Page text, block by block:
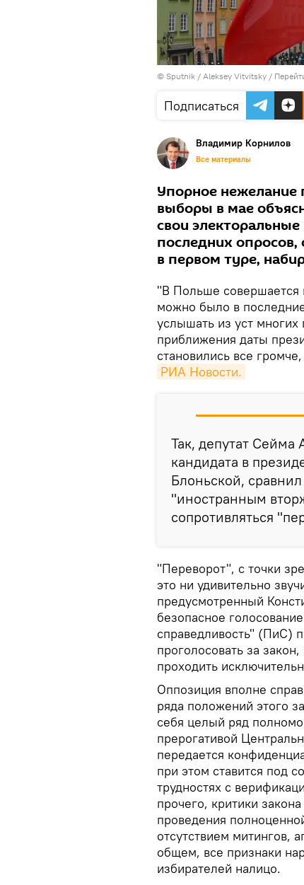
© Sputnik / Aleksey Vitvitsky /
Подписаться
Владимир Корнилов
Все материалы
Упорное нежелание
выборы в мае
свои
последних
в первом туре,
"В Польше совершается
можно было в
услышать из уст
приближения даты
становились все
РИА Новости.
Так, депутат
кандидата в
Блоньской,
"иностранным
сопротивляться
"Переворот", с точки
это ни удивительно
предусмотренный
безопасное
справедливость" (ПиС)
проголосовать за
проходить
Оппозиция вполне
ряда положений этого
себя целый ряд
прерогативой
передается
при этом ставится под
трудностях с
прочего, критики
проведения
отсутствием митингов,
общем, все признаки
избирателей налицо.